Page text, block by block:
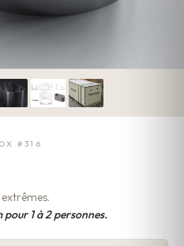
#316
pour 1 à 2 personnes.